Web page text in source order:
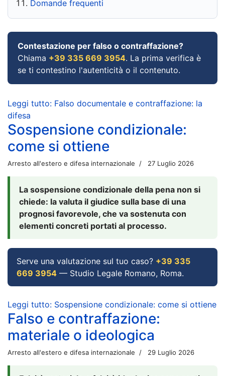
Domande frequenti
Contestazione per falso o contraffazione?
Chiama +39 335 669 3954. La prima verifica è
se ti contestino l'autenticità o il contenuto.
Leggi tutto: Falso documentale e contraffazione: la
difesa
Sospensione condizionale:
come si ottiene
Arresto all'estero e difesa internazionale 27 Luglio 2026
La sospensione condizionale della pena non si
chiede: la valuta il giudice sulla base di una
prognosi favorevole, che va sostenuta con
elementi concreti portati al processo.
Serve una valutazione sul tuo caso? +39 335
669 3954 — Studio Legale Romano, Roma.
Leggi tutto: Sospensione condizionale: come si ottiene
Falso e contraffazione:
materiale o ideologica
Arresto all'estero e difesa internazionale 29 Luglio 2026